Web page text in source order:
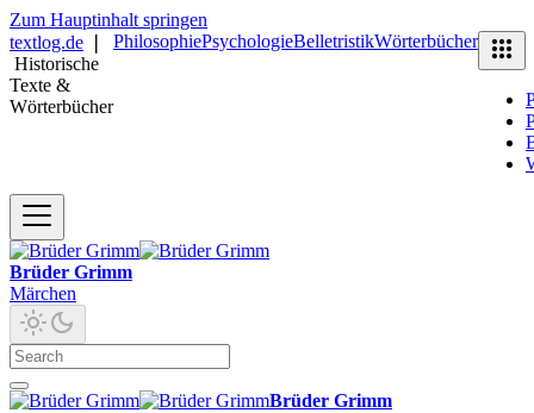
Zum Hauptinhalt springen
textlog.de
Historische
Texte &
Wörterbücher
PhilosophiePsychologieBelletristikWörterbücher
Brüder Grimm
Märchen
Brüder Grimm